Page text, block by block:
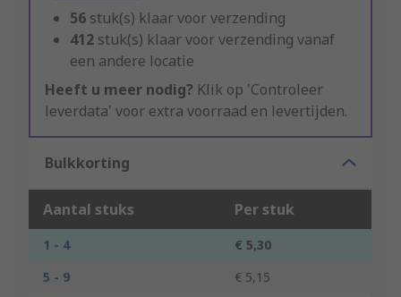
56 stuk(s) klaar voor verzending
412 stuk(s) klaar voor verzending vanaf
een andere locatie
Heeft u meer nodig? Klik op 'Controleer
leverdata' voor extra voorraad en levertijden.
Bulkkorting
Aantal stuks Per stuk
1 - 4
€ 5,30
5 - 9
€ 5,15